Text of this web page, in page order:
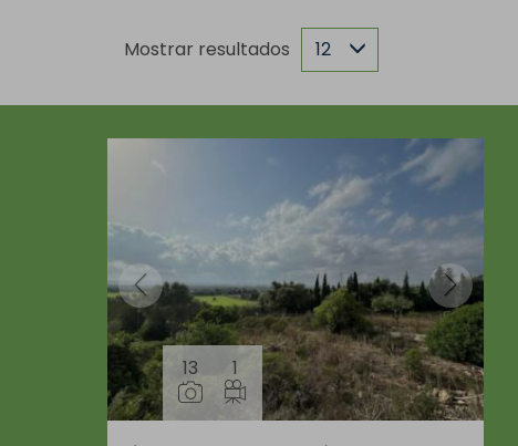
Mostrar resultados 12
13 1